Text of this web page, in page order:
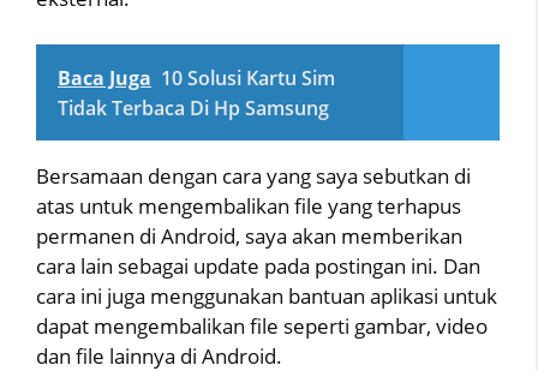
Baca Juga 10 Solusi Kartu Sim
Tidak Terbaca Di Hp Samsung
Bersamaan dengan cara yang saya sebutkan di
atas untuk mengembalikan file yang terhapus
permanen di Android, saya akan memberikan
cara lain sebagai update pada postingan ini. Dan
cara ini juga menggunakan bantuan aplikasi untuk
dapat mengembalikan file seperti gambar, video
dan file lainnya di Android.